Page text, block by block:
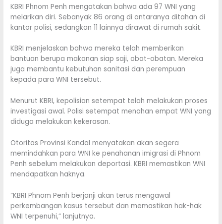
KBRI Phnom Penh mengatakan bahwa ada 97 WNI yang
melarikan diri. Sebanyak 86 orang di antaranya ditahan di
kantor polisi, sedangkan 11 lainnya dirawat di rumah sakit.
KBRI menjelaskan bahwa mereka telah memberikan
bantuan berupa makanan siap saji, obat-obatan. Mereka
juga membantu kebutuhan sanitasi dan perempuan
kepada para WNI tersebut.
Menurut KBRI, kepolisian setempat telah melakukan proses
investigasi awal. Polisi setempat menahan empat WNI yang
diduga melakukan kekerasan.
Otoritas Provinsi Kandal menyatakan akan segera
memindahkan para WNI ke penahanan imigrasi di Phnom
Penh sebelum melakukan deportasi. KBRI memastikan WNI
mendapatkan haknya.
“KBRI Phnom Penh berjanji akan terus mengawal
perkembangan kasus tersebut dan memastikan hak-hak
WNI terpenuhi,” lanjutnya.